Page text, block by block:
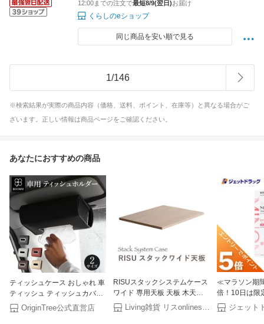
12:00までの注文で最短8/9(翌日)お届け
くらしのeショップ
同じ商品を安い順で見る
1/146
※検索結果が実際の商品内容（価格、送料、ポイント、在庫等）と異なる場合がご
ざいます。正しい情報は商品ページをご確認ください。
あなたにおすすめの商品
ティッシュケース おしゃれ 車
ティッシュ ティッシュカバー
ティッシュホルダー 収納ケー
ス 吊り下げ 収納 ボックス テ
OriginTree公式直営店
RISUスタックシステムケース
ワイド 専用天板 天板 木天板
おしゃれ 収納ケース 収納ボッ
クス
Living雑貨 リスonlineshop
≪マラソン期
倍！10日は限
有≫【化粧品
モイスト ミル